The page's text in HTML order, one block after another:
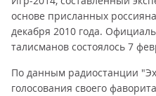
основе присланных
декабря 2010 года.
талисманов состоялось 7
По данным радиостанции
голосования своего